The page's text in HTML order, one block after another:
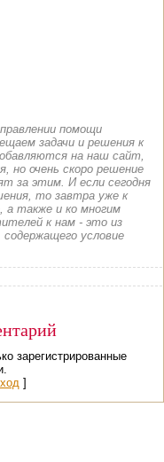
помощи
задачи и решения к
на наш сайт,
но очень скоро решение
за этим. И если сегодня
то завтра уже к
а также и ко многим
к нам - это из
условие
зарегистрированные
]